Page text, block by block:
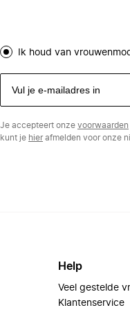
Ik houd van
Je accepteert onze voorwaarden
kunt je hierafmelden voor onze
Help
Veel gestelde
Klantenservice